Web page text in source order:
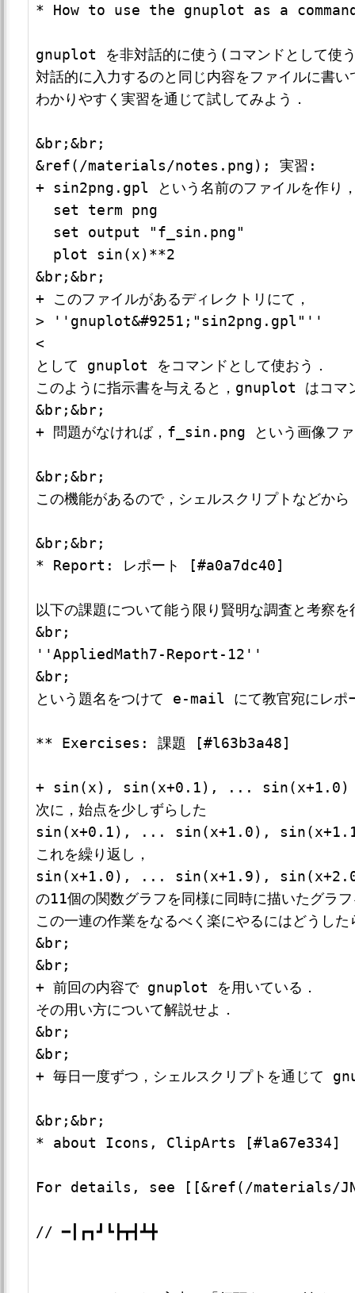
* How to use the gnuplot as a
gnuplot を非対話的に使う(コマンドとして使
対話的に入力するのと同じ内容をファイルに書
わかりやすく実習を通じて試してみよう．
&br;&br;
&ref(/materials/notes.png); 実習:
+ sin2png.gpl という名前のファイルを作り，
  set term png
  set output "f_sin.png"
  plot sin(x)**2
&br;&br;
+ このファイルがあるディレクトリにて，
> ''gnuplot&#9251;"sin2png.gpl"''
<
として gnuplot をコマンドとして使おう．
このように指示書を与えると，gnuplot はコマ
&br;&br;
+ 問題がなければ，f_sin.png という画像ファ
&br;&br;
この機能があるので，シェルスクリプトなど
&br;&br;
* Report: レポート [#a0a7dc40]
以下の課題について能う限り賢明な調査と考察を
&br;
''AppliedMath7-Report-12''
&br;
という題名をつけて e-mail にて教官宛にレ
** Exercises: 課題 [#l63b3a48]
+ sin(x), sin(x+0.1), ... sin(x+1.0) の 11
次に，始点を少しずらした
sin(x+0.1), ... sin(x+1.0), sin(x+1.1) の11
これを繰り返し，
sin(x+1.0), ... sin(x+1.9),
の11個の関数グラフを同様に同時に描いたグラ
この一連の作業をなるべく楽にやるにはどうし
&br;
&br;
+ 前回の内容で gnuplot を用いている．
その用い方について解説せよ．
&br;
&br;
+ 毎日一度ずつ，シェルスクリプトを通じて
&br;&br;
* about Icons, ClipArts [#la67e334]
For details, see [[&ref(/materials/
// ━┃┏┓┛┗┣┳┫┻╋